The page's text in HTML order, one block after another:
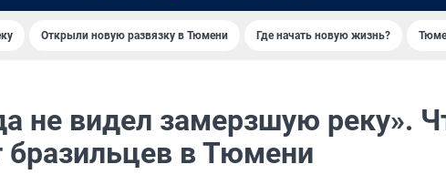
Открыли новую развязку в Тюмени Где начать новую жизнь?
не видел замерзшую реку».
бразильцев в Тюмени